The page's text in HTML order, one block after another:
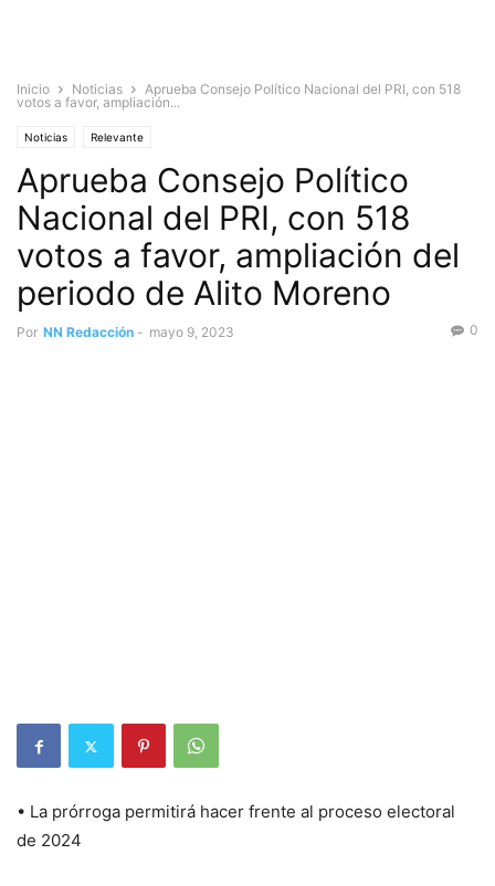
Inicio Noticias
Aprueba Consejo Político Nacional del PRI, con 518
votos a favor, ampliación...
Noticias Relevante
Aprueba Consejo Político
Nacional del PRI, con 518
votos a favor, ampliación del
periodo de Alito Moreno
Por NN Redacción - mayo 9, 2023 0
• La prórroga permitirá hacer frente al proceso electoral
de 2024